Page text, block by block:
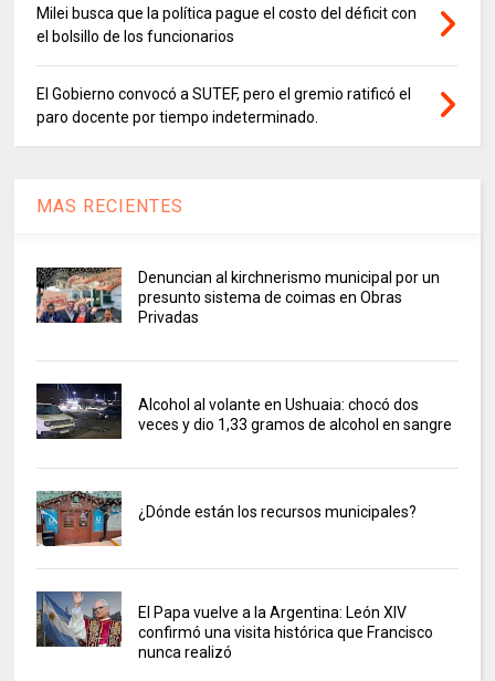
Milei busca que la política pague el costo del déficit con
el bolsillo de los funcionarios
El Gobierno convocó a SUTEF, pero el gremio ratificó el
paro docente por tiempo indeterminado.
MAS RECIENTES
Denuncian al kirchnerismo municipal por un
presunto sistema de coimas en Obras
Privadas
Alcohol al volante en Ushuaia: chocó dos
veces y dio 1,33 gramos de alcohol en sangre
¿Dónde están los recursos municipales?
El Papa vuelve a la Argentina: León XIV
confirmó una visita histórica que Francisco
nunca realizó